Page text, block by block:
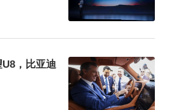
代多域融合架构相比，中央集
低，车辆性能则大幅提
子电气产品线负责人周徐宁
，比亚迪